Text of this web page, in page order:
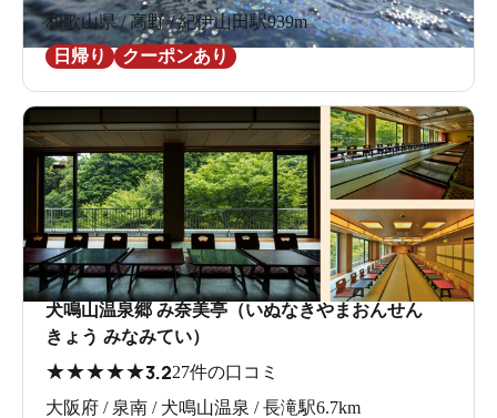
和歌山県 / 高野 / 紀伊山田駅939m
日帰り
クーポンあり
犬鳴山温泉郷 み奈美亭（いぬなきやまおんせん
きょう みなみてい）
★★★★★3.227件の口コミ
大阪府 / 泉南 / 犬鳴山温泉 / 長滝駅6.7km